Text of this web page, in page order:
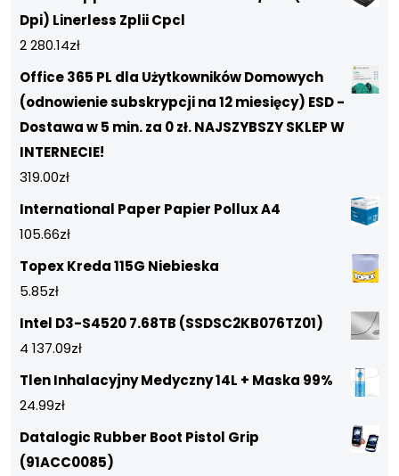
Dpi) Linerless Zplii Cpcl
2 280.14zł
Office 365 PL dla Użytkowników Domowych
(odnowienie subskrypcji na 12 miesięcy) ESD -
Dostawa w 5 min. za 0 zł. NAJSZYBSZY SKLEP W
INTERNECIE!
319.00zł
International Paper Papier Pollux A4
105.66zł
Topex Kreda 115G Niebieska
5.85zł
Intel D3-S4520 7.68TB (SSDSC2KB076TZ01)
4 137.09zł
Tlen Inhalacyjny Medyczny 14L + Maska 99%
24.99zł
Datalogic Rubber Boot Pistol Grip
(91ACC0085)